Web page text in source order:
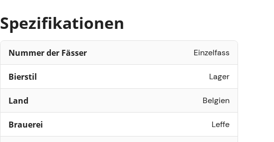
Spezifikationen
Nummer der Fässer Einzelfass
Bierstil Lager
Land Belgien
Brauerei Leffe